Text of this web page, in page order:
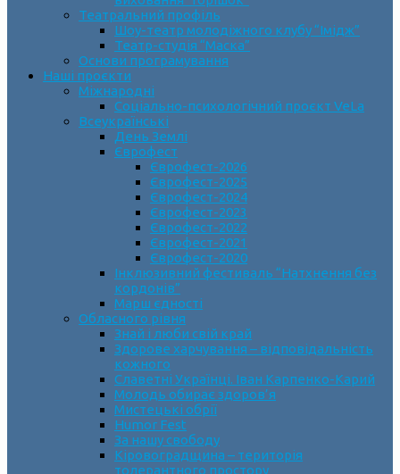
Театральний профіль
Шоу-театр молодіжного клубу “Імідж”
Театр-студія “Маска”
Основи програмування
Наші проєкти
Міжнародні
Соціально-психологічний проєкт VeLa
Всеукраїнські
День Землі
Єврофест
Єврофест-2026
Єврофест-2025
Єврофест-2024
Єврофест-2023
Єврофест-2022
Єврофест-2021
Єврофест-2020
Інклюзивний фестиваль “Натхнення без
кордонів”
Марш єдності
Обласного рівня
Знай і люби свій край
Здорове харчування – відповідальність
кожного
Славетні Українці. Іван Карпенко-Карий
Молодь обирає здоров’я
Мистецькі обрії
Humor Fest
За нашу свободу
Кіровоградщина – територія
толерантного простору